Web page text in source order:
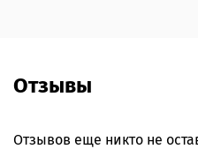
Отзывы
Отзывов еще никто не